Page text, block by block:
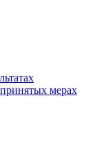
мерах